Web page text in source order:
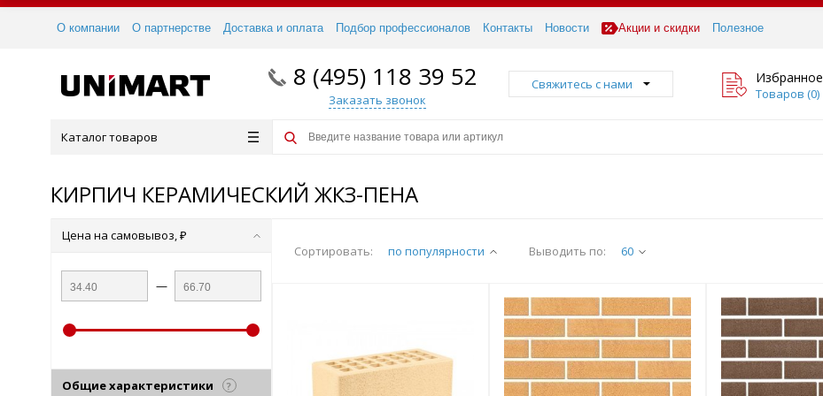
О компании О партнерстве Доставка и оплата Подбор профессионалов Контакты Новости Акции и скидки Полезное
8 (495) 118 39 52
Заказать звонок
Свяжитесь с нами Избранное
Товаров (0)
Каталог товаров
КИРПИЧ КЕРАМИЧЕСКИЙ ЖКЗ-ПЕНА
Сортировать: по популярности Выводить по: 60
Цена на самовывоз, ₽
—
Общие характеристики ?